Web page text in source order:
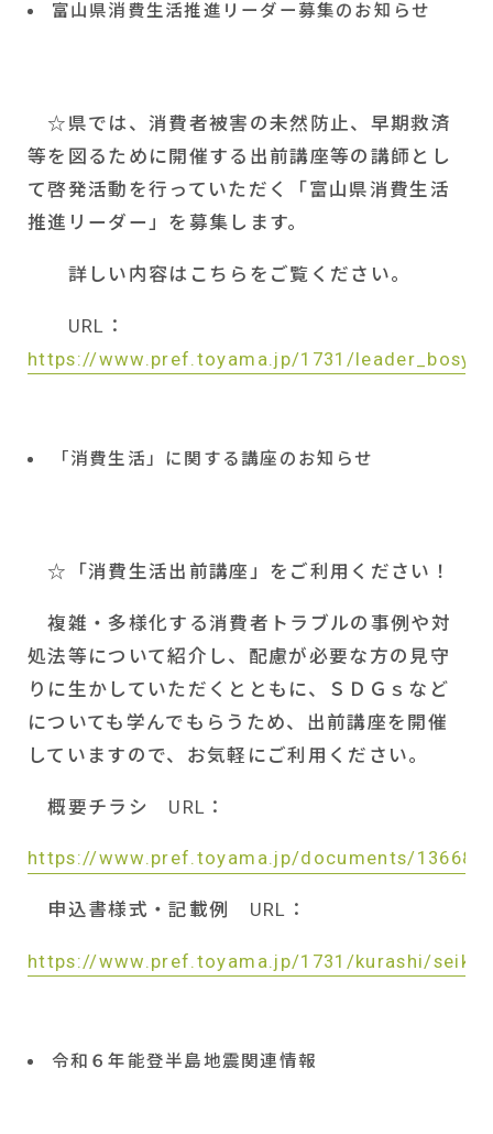
富山県消費生活推進リーダー募集のお知らせ
☆県では、消費者被害の未然防止、早期救済
等を図るために開催する出前講座等の講師とし
て啓発活動を行っていただく「富山県消費生活
推進リーダー」を募集します。
詳しい内容はこちらをご覧ください。
URL ：
https://www.pref.toyama.jp/1731/
「消費生活」に関する講座のお知らせ
☆「消費生活出前講座」をご利用ください！
複雑・多様化する消費者トラブルの事例や対
処法等について紹介し、配慮が必要な方の見守
りに生かしていただくとともに、ＳＤＧｓなど
についても学んでもらうため、出前講座を開催
していますので、お気軽にご利用ください。
概要チラシ URL ：
https://www.pref.toyama.jp/documents/13668/
申込書様式・記載例 URL ：
https://www.pref.toyama.jp/1731/kurashi/
令和６年能登半島地震関連情報